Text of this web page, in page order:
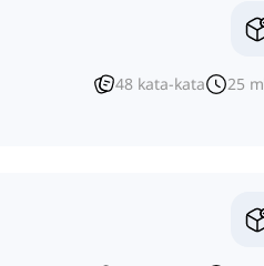
48 kata-kata 25 m